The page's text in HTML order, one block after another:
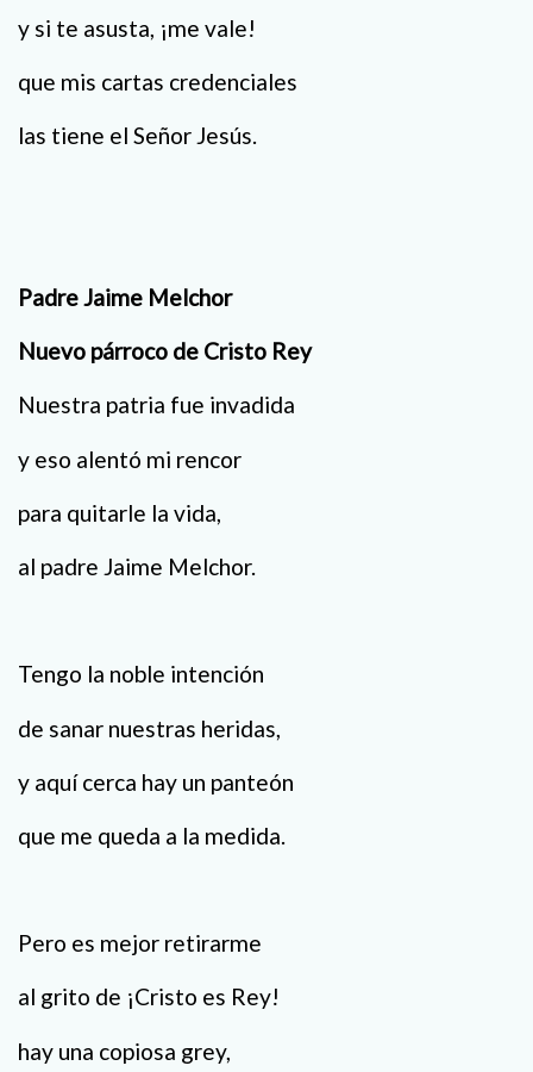
y si te asusta, ¡me vale!
que mis cartas credenciales
las tiene el Señor Jesús.
Padre Jaime Melchor
Nuevo párroco de Cristo Rey
Nuestra patria fue invadida
y eso alentó mi rencor
para quitarle la vida,
al padre Jaime Melchor.
Tengo la noble intención
de sanar nuestras heridas,
y aquí cerca hay un panteón
que me queda a la medida.
Pero es mejor retirarme
al grito de ¡Cristo es Rey!
hay una copiosa grey,